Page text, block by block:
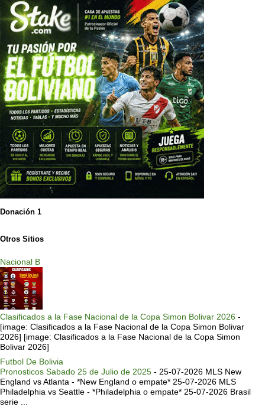
Donación 1
Otros Sitios
Nacional B
Clasificados a la Fase Nacional de la Copa Simon Bolivar 2026 -
[image: Clasificados a la Fase Nacional de la Copa Simon Bolivar
2026] [image: Clasificados a la Fase Nacional de la Copa Simon
Bolivar 2026]
Futbol De Bolivia
Pronosticos Sabado 25 de Julio de 2025 - 25-07-2026 MLS New
England vs Atlanta - *New England o empate* 25-07-2026 MLS
Philadelphia vs Seattle - *Philadelphia o empate* 25-07-2026 Brasil
serie ...